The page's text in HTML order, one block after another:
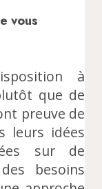
vous
à
que de
preuve de
leurs idées
sur de
besoins